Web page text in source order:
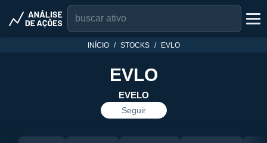
INÍCIO STOCKS EVLO
EVLO
EVELO
Seguir